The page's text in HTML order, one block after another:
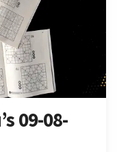
09-08-